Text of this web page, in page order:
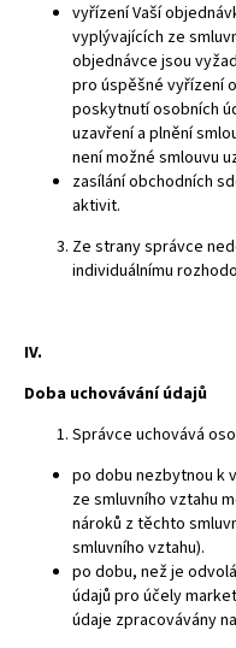
vyřízení Vaší
vyplývajících ze
objednávce jsou
pro úspěšné vyřízení
poskytnutí osobních
uzavření a plnění
není možné smlouvu
zasílání obchodních
aktivit.
Ze strany správce
individuálnímu
IV.
Doba uchovávání údajů
Správce uchovává
po dobu nezbytnou k
ze smluvního vztahu
nároků z těchto
smluvního vztahu).
po dobu, než je
údajů pro účely
údaje zpracovávány